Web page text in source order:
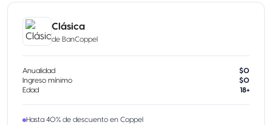
Clásica
de BanCoppel
Anualidad
$0
Ingreso mínimo
$0
Edad
18+
Hasta 40% de descuento en Coppel